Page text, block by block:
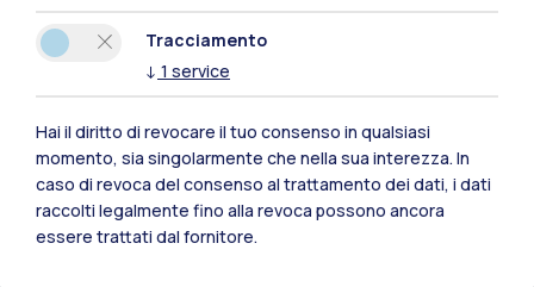
Polimi Community
Tutti i siti dell’ecosistema
Residenze
Tracciamento
↓ 1 service
Hai il diritto di revocare il tuo consenso in qualsiasi
momento, sia singolarmente che nella sua interezza. In
caso di revoca del consenso al trattamento dei dati, i dati
raccolti legalmente fino alla revoca possono ancora
essere trattati dal fornitore.